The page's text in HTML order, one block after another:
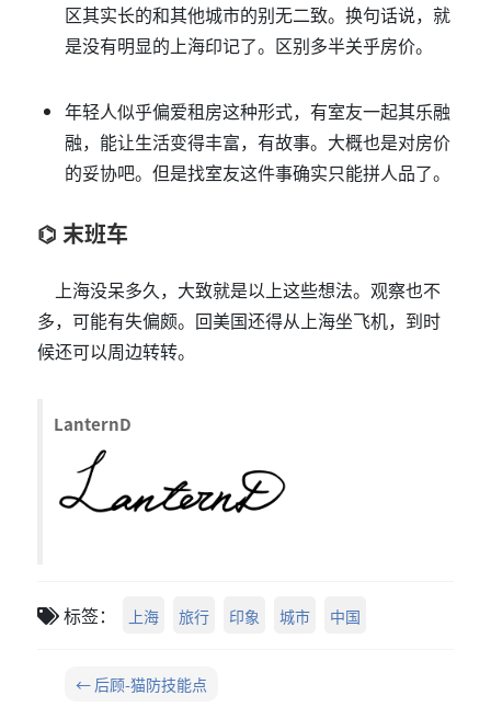
区其实长的和其他城市的别无二致。换句话说，就
是没有明显的上海印记了。区别多半关乎房价。
年轻人似乎偏爱租房这种形式，有室友一起其乐融
融，能让生活变得丰富，有故事。大概也是对房价
的妥协吧。但是找室友这件事确实只能拼人品了。
末班车
上海没呆多久，大致就是以上这些想法。观察也不
多，可能有失偏颇。回美国还得从上海坐飞机，到时
候还可以周边转转。
LanternD
标签： 上海 旅行 印象 城市 中国
← 后顾-猫防技能点